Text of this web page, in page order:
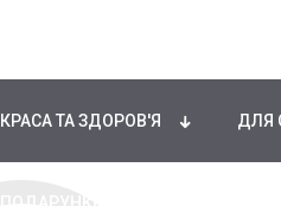
КРАСА ТА ЗДОРОВ'Я ДЛЯ